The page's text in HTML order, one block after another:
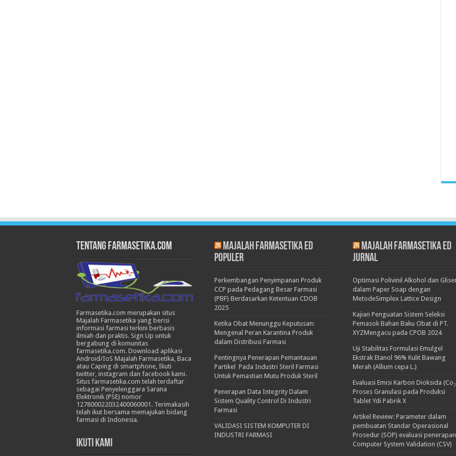
Tentang Farmasetika.com
Farmasetika.com merupakan situs
Majalah Farmasetika yang berisi
informasi farmasi terkini berbasis
ilmiah dan praktis. Sign Up untuk
bergabung di komunitas
farmasetika.com. Download aplikasi
Android/IoS Majalah Farmasetika, Baca
atau Caping di smartphone, Ikuti
twitter, instagram dan facebook kami.
Situs farmasetika.com telah terdaftar
sebagai Penyelenggara Sarana
Elektronik (PSE) nomor
127800022032400060001. Terimakasih
telah ikut bersama memajukan bidang
farmasi di Indonesia.
Ikuti Kami
Majalah Farmasetika Ed
Populer
Perkembangan Penyimpanan Produk
CCP pada Pedagang Besar Farmasi
(PBF) Berdasarkan Ketentuan CDOB
2025
Ketika Obat Menunggu Keputusan:
Mengenal Peran Karantina Produk
dalam Distribusi Farmasi
Pentingnya Penerapan Pemantauan
Partikel Pada Industri Steril Farmasi
Untuk Pemastian Mutu Produk Steril
Penerapan Data Integrity Dalam
Sistem Quality Control Di Industri
Farmasi
VALIDASI SISTEM KOMPUTER DI
INDUSTRI FARMASI
Majalah Farmasetika Ed
Jurnal
Optimasi Polivinil Alkohol dan
dalam Paper Soap dengan
MetodeSimplex Lattice Design
Kajian Penguatan Sistem Seleksi
Pemasok Bahan Baku Obat di PT.
XYZMengacu pada CPOB 2024
Uji Stabilitas Formulasi Emulgel
Ekstrak Etanol 96% Kulit Bawang
Merah (Allium cepa L.)
Evaluasi Emisi Karbon Dioksida
Proses Granulasi pada Produksi
Tablet Ydi Pabrik X
Artikel Review: Parameter dalam
pembuatan Standar Operasional
Prosedur (SOP) evaluasi penerapan
Computer System Validation (CSV)